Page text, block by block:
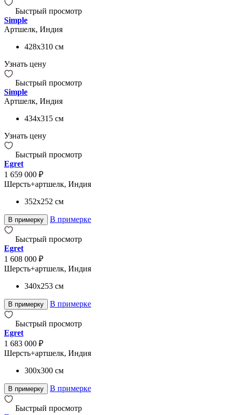
Быстрый просмотр
Simple
Артшелк, Индия
428x310 см
Узнать цену
Быстрый просмотр
Simple
Артшелк, Индия
434x315 см
Узнать цену
Быстрый просмотр
Egret
1 659 000 ₽
Шерсть+артшелк, Индия
352x252 см
В примерку В примерке
Быстрый просмотр
Egret
1 608 000 ₽
Шерсть+артшелк, Индия
340x253 см
В примерку В примерке
Быстрый просмотр
Egret
1 683 000 ₽
Шерсть+артшелк, Индия
300x300 см
В примерку В примерке
Быстрый просмотр